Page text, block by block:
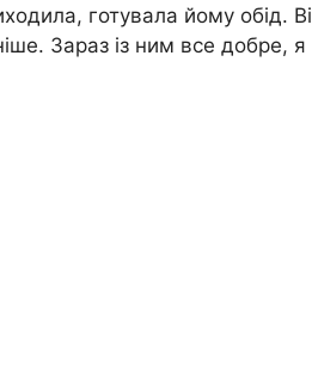
готувала йому обід.
Зараз із ним все добре, я